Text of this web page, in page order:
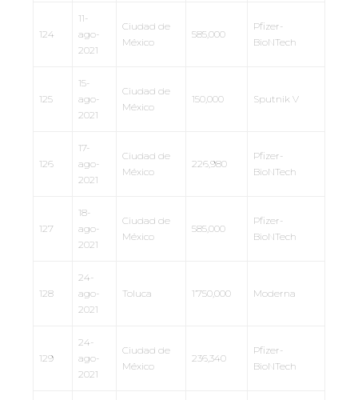
124
11-
ago-
2021
Ciudad de
México
585,000
Pfizer-
BioNTech
125
15-
ago-
2021
Ciudad de
México
150,000 Sputnik V
126
17-
ago-
2021
Ciudad de
México
226,980
Pfizer-
BioNTech
127
18-
ago-
2021
Ciudad de
México
585,000
Pfizer-
BioNTech
128
24-
ago-
2021
Toluca 1’750,000 Moderna
129
24-
ago-
2021
Ciudad de
México
236,340
Pfizer-
BioNTech